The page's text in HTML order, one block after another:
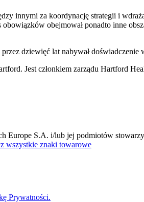
innymi za koordynację strategii i
obejmował ponadto inne
dziewięć lat nabywał doświadczenie
Jest członkiem zarządu Hartford
Europe S.A. i/lub jej podmiotów
wszystkie znaki towarowe
Prywatności.